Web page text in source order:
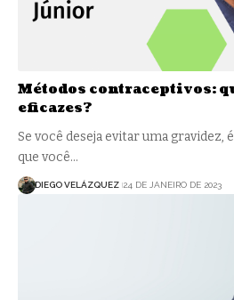
Métodos contraceptivos:
eficazes?
Se você deseja evitar uma gravidez,
que você…
DIEGO VELÁZQUEZ 24 DE JANEIRO DE 2023